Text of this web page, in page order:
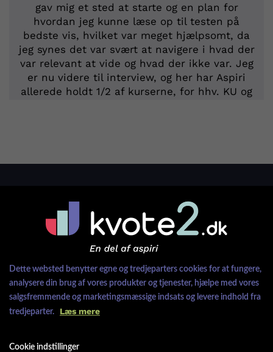
gav mig et sted at starte og en plan for
hvordan jeg kunne læse op til testen på
bedste vis, hvilket var meget hjælpsomt, da
jeg synes det var svært at navigere i hvad der
var relevant at vide og hvad der ikke var. Jeg
er nu videre til interview, og her har Aspiri
allerede holdt 1/2 af kurserne, for hhv. KU og
fra sig, og altid klar til at svare på de
Tlf. 88 27 17 87
Falkoner Allé 13, 1.
2000 Frederiksberg
Dette websted benytter egne og tredjeparters cookies for at fungere,
analysere din brug af vores produkter og tjenester, hjælpe med vores
salgsfremmende og marketingsmæssige indsats og levere indhold fra
tredjeparter. Læs mere
Cookie indstillinger